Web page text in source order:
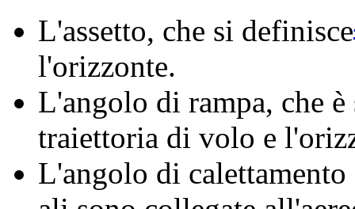
L'assetto, che si definisce
l'orizzonte.
L'angolo di rampa, che
traiettoria di volo e
L'angolo di